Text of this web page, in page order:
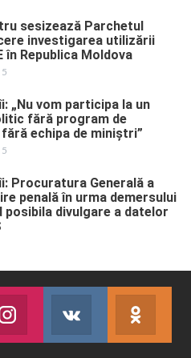
sesizează Parchetul
investigarea utilizării
în Republica Moldova
5
„Nu vom participa la un
fără program de
echipa de miniștri”
5
Procuratura Generală a
penală în urma demersului
posibila divulgare a datelor
on TwitterJoin us on Instagram
Abonează-te